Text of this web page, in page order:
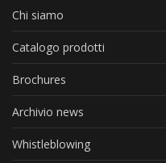
Chi siamo
Catalogo prodotti
Brochures
Archivio news
Whistleblowing